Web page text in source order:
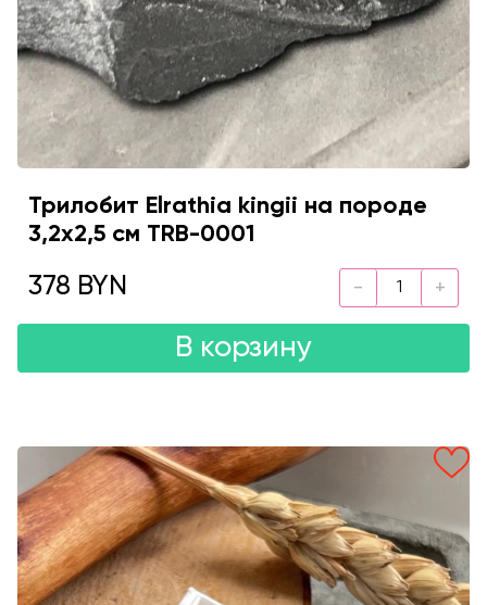
Трилобит Elrathia kingii на породе
3,2x2,5 см TRB-0001
378 BYN
В корзину